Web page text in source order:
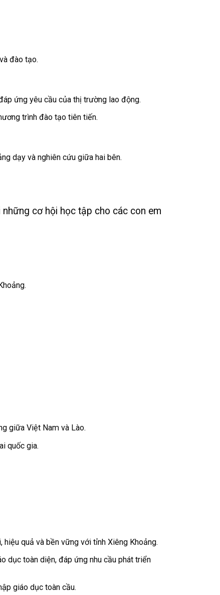
đào tạo.
ứng yêu cầu của thị trường lao động.
trình đào tạo tiên tiến.
dạy và nghiên cứu giữa hai bên.
cơ hội học tập cho các con em
giữa Việt Nam và Lào.
quốc gia.
quả và bền vững với tỉnh Xiêng Khoảng.
dục toàn diện, đáp ứng nhu cầu phát triển
giáo dục toàn cầu.